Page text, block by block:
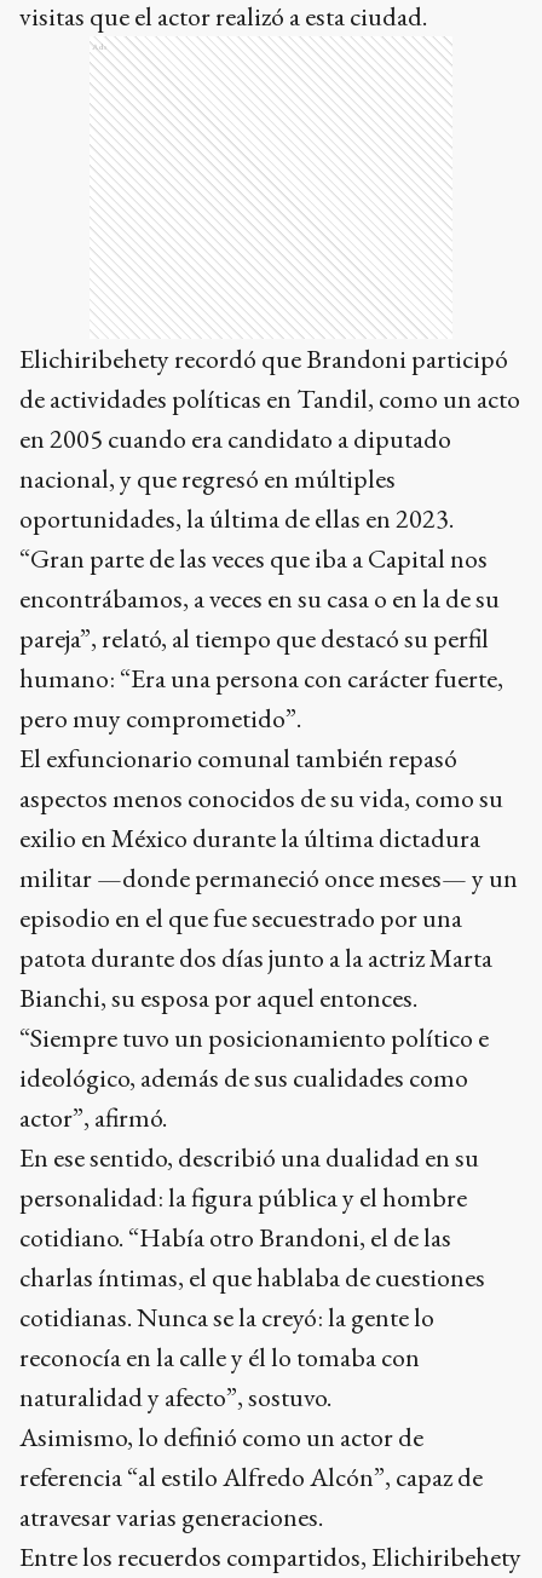
visitas que el actor realizó a esta ciudad.
Ads
Elichiribehety recordó que Brandoni participó
de actividades políticas en Tandil, como un acto
en 2005 cuando era candidato a diputado
nacional, y que regresó en múltiples
oportunidades, la última de ellas en 2023.
“Gran parte de las veces que iba a Capital nos
encontrábamos, a veces en su casa o en la de su
pareja”, relató, al tiempo que destacó su perfil
humano: “Era una persona con carácter fuerte,
pero muy comprometido”.
El exfuncionario comunal también repasó
aspectos menos conocidos de su vida, como su
exilio en México durante la última dictadura
militar —donde permaneció once meses— y un
episodio en el que fue secuestrado por una
patota durante dos días junto a la actriz Marta
Bianchi, su esposa por aquel entonces.
“Siempre tuvo un posicionamiento político e
ideológico, además de sus cualidades como
actor”, afirmó.
En ese sentido, describió una dualidad en su
personalidad: la figura pública y el hombre
cotidiano. “Había otro Brandoni, el de las
charlas íntimas, el que hablaba de cuestiones
cotidianas. Nunca se la creyó: la gente lo
reconocía en la calle y él lo tomaba con
naturalidad y afecto”, sostuvo.
Asimismo, lo definió como un actor de
referencia “al estilo Alfredo Alcón”, capaz de
atravesar varias generaciones.
Entre los recuerdos compartidos, Elichiribehety